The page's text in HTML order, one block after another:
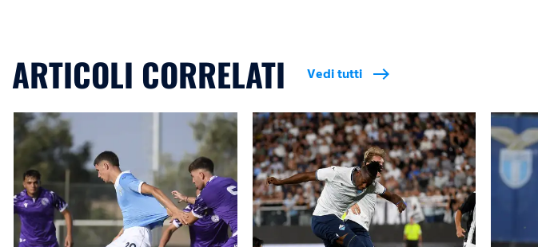
ARTICOLI CORRELATI Vedi tutti east